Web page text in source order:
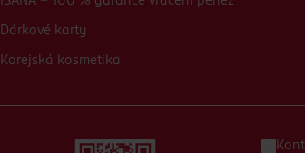
Dárkové karty
Korejská kosmetika